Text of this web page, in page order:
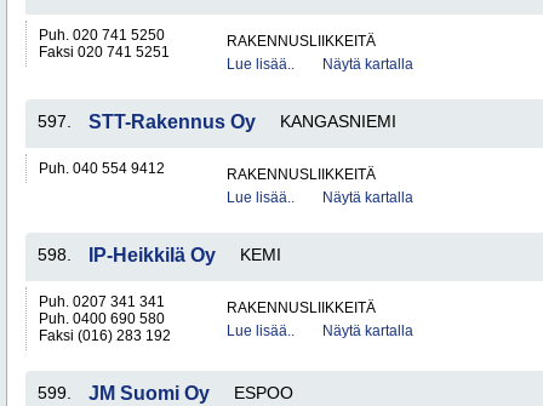
Puh. 020 741 5250
Faksi 020 741 5251
RAKENNUSLIIKKEITÄ
Lue lisää..
Näytä kartalla
597. STT-Rakennus Oy KANGASNIEMI
Puh. 040 554 9412
RAKENNUSLIIKKEITÄ
Lue lisää..
Näytä kartalla
598. IP-Heikkilä Oy KEMI
Puh. 0207 341 341
Puh. 0400 690 580
Faksi (016) 283 192
RAKENNUSLIIKKEITÄ
Lue lisää..
Näytä kartalla
599. JM Suomi Oy ESPOO